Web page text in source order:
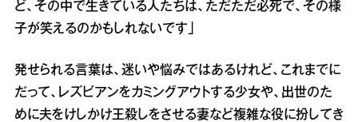
ど、その中で生きている人たちは、ただただ必死で、その様
子が笑えるのかもしれないです」
発せられる言葉は、迷いや悩みではあるけれど、これまでに
だって、レズビアンをカミングアウトする少女や、出世のた
めに夫をけしかけ王殺しをさせる妻など複雑な役に扮してき